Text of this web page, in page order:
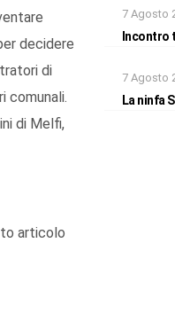
decidere
di
comunali.
di Melfi,
articolo
7 Agosto
Incontro
7 Agosto
La ninfa